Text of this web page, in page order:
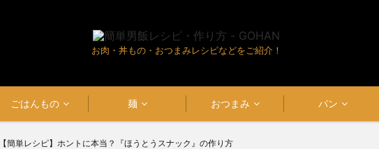
お肉・丼もの・おつまみレシピなどをご紹介！
ごはんもの 麺 おつまみ パン
【簡単レシピ】ホントに本当？『ほうとうスナック』の作り方